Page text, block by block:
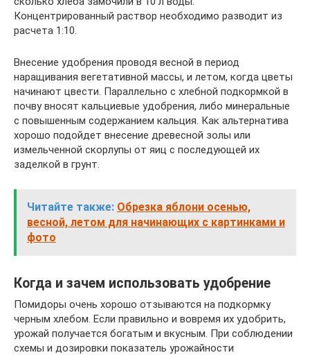
Концентрированный раствор необходимо разводит из
расчета 1:10.
Внесение удобрения проводя весной в период
наращивания вегетативной массы, и летом, когда цветы
начинают цвести. Параллельно с хлебной подкормкой в
почву вносят кальциевые удобрения, либо минеральные
с повышенным содержанием кальция. Как альтернатива
хорошо подойдет внесение древесной золы или
измельченной скорлупы от яиц с последующей их
заделкой в грунт.
Читайте также: Обрезка яблони осенью,
весной, летом для начинающих с картинками и
фото
Когда и зачем использовать удобрение
Помидоры очень хорошо отзываются на подкормку
черным хлебом. Если правильно и вовремя их удобрить,
урожай получается богатым и вкусным. При соблюдении
схемы и дозировки показатель урожайности